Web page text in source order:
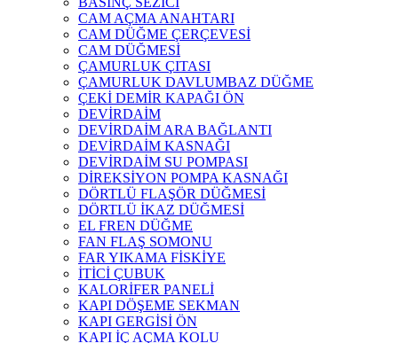
CAM AÇMA ANAHTARI
CAM DÜĞME ÇERÇEVESİ
CAM DÜĞMESİ
ÇAMURLUK ÇITASI
ÇAMURLUK DAVLUMBAZ DÜĞME
ÇEKİ DEMİR KAPAĞI ÖN
DEVİRDAİM
DEVİRDAİM ARA BAĞLANTI
DEVİRDAİM KASNAĞI
DEVİRDAİM SU POMPASI
DİREKSİYON POMPA KASNAĞI
DÖRTLÜ FLAŞÖR DÜĞMESİ
DÖRTLÜ İKAZ DÜĞMESİ
EL FREN DÜĞME
FAN FLAŞ SOMONU
FAR YIKAMA FİSKİYE
İTİCİ ÇUBUK
KALORİFER PANELİ
KAPI DÖŞEME SEKMAN
KAPI GERGİSİ ÖN
KAPI İÇ AÇMA KOLU